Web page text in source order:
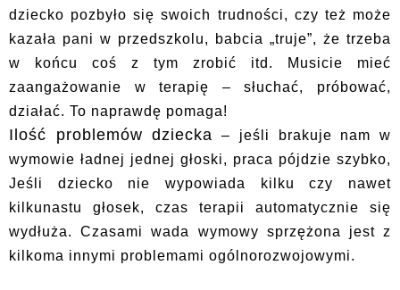
dziecko pozbyło się swoich trudności, czy też może
kazała pani w przedszkolu, babcia „truje”, że trzeba
w końcu coś z tym zrobić itd. Musicie mieć
zaangażowanie w terapię – słuchać, próbować,
działać. To naprawdę pomaga!
Ilość problemów dziecka – jeśli brakuje nam w
wymowie ładnej jednej głoski, praca pójdzie szybko,
Jeśli dziecko nie wypowiada kilku czy nawet
kilkunastu głosek, czas terapii automatycznie się
wydłuża. Czasami wada wymowy sprzężona jest z
kilkoma innymi problemami ogólnorozwojowymi.